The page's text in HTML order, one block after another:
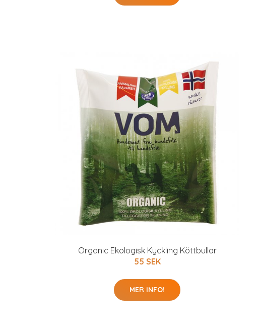
Organic Ekologisk Kyckling Köttbullar
55 SEK
MER INFO!